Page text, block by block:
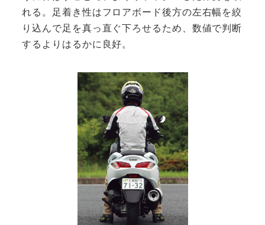
れる。足着き性はフロアボード後方の左右幅を絞
り込んで足を真っ直ぐ下ろせるため、数値で判断
するよりはるかに良好。